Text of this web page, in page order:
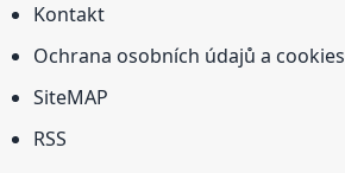
Kontakt
Ochrana osobních údajů a cookies
SiteMAP
RSS